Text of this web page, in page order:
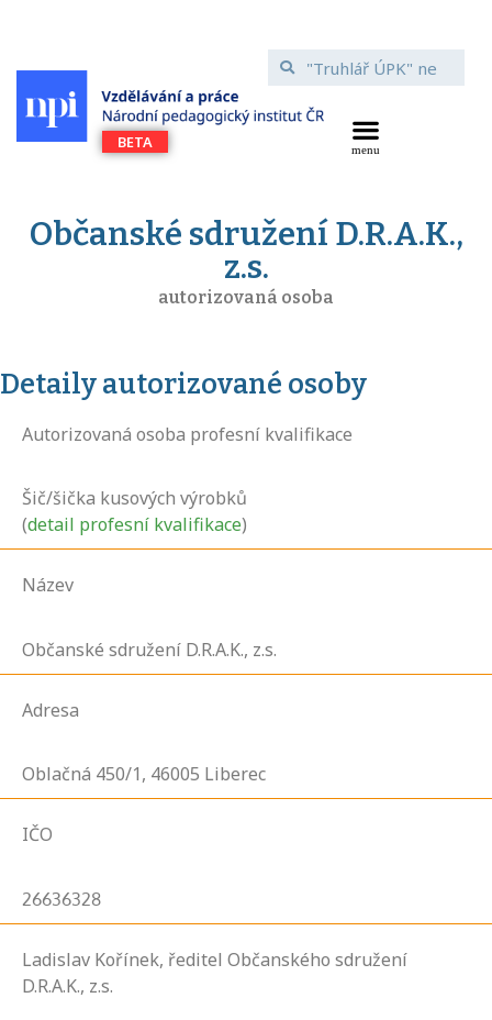
Občanské sdružení D.R.A.K.,
z.s.
autorizovaná osoba
Detaily autorizované osoby
Autorizovaná osoba profesní kvalifikace
Šič/šička kusových výrobků
(detail profesní kvalifikace)
Název
Občanské sdružení D.R.A.K., z.s.
Adresa
Oblačná 450/1, 46005 Liberec
IČO
26636328
Ladislav Kořínek, ředitel Občanského sdružení
D.R.A.K., z.s.